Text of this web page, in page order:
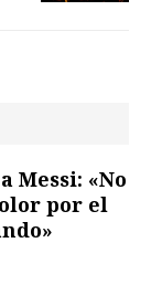
Messi: «No
por el